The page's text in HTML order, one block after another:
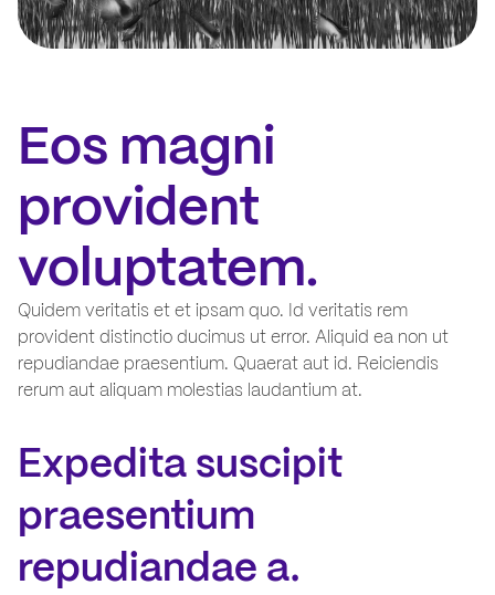
Eos magni
provident
voluptatem.
Quidem veritatis et et ipsam quo. Id veritatis rem
provident distinctio ducimus ut error. Aliquid ea non ut
repudiandae praesentium. Quaerat aut id. Reiciendis
rerum aut aliquam molestias laudantium at.
Expedita suscipit
praesentium
repudiandae a.